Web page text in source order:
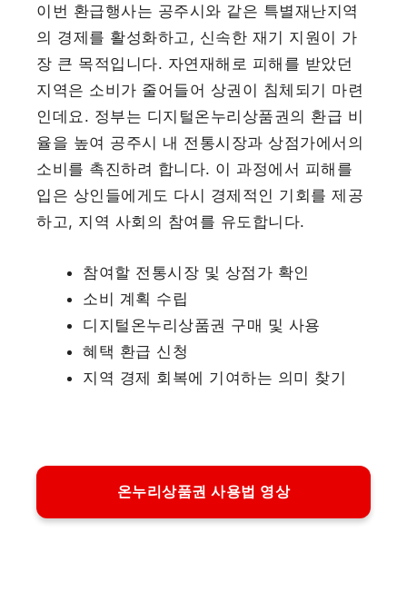
이번 환급행사는 공주시와 같은 특별재난지역
의 경제를 활성화하고, 신속한 재기 지원이 가
장 큰 목적입니다. 자연재해로 피해를 받았던
지역은 소비가 줄어들어 상권이 침체되기 마련
인데요. 정부는 디지털온누리상품권의 환급 비
율을 높여 공주시 내 전통시장과 상점가에서의
소비를 촉진하려 합니다. 이 과정에서 피해를
입은 상인들에게도 다시 경제적인 기회를 제공
하고, 지역 사회의 참여를 유도합니다.
참여할 전통시장 및 상점가 확인
소비 계획 수립
디지털온누리상품권 구매 및 사용
혜택 환급 신청
지역 경제 회복에 기여하는 의미 찾기
온누리상품권 사용법 영상